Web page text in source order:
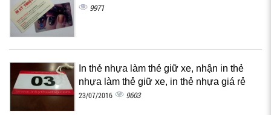
9971
In thẻ nhựa làm thẻ giữ xe, nhận in thẻ
nhựa làm thẻ giữ xe, in thẻ nhựa giá rẻ
23/07/2016 9603